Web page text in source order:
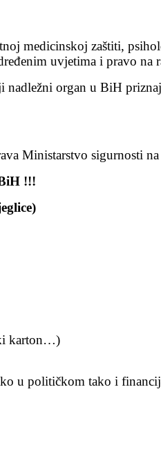
medicinskoj zaštiti,
uvjetima i pravo na
nadležni organ u BiH
Ministarstvo sigurnosti
!!!
karton…)
u političkom tako i